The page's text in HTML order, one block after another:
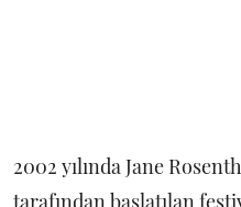
2002 yılında Jane